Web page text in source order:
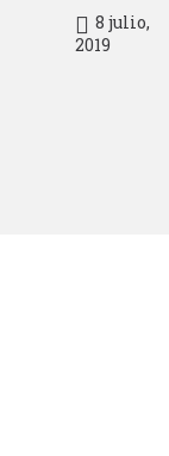
8 julio,
2019